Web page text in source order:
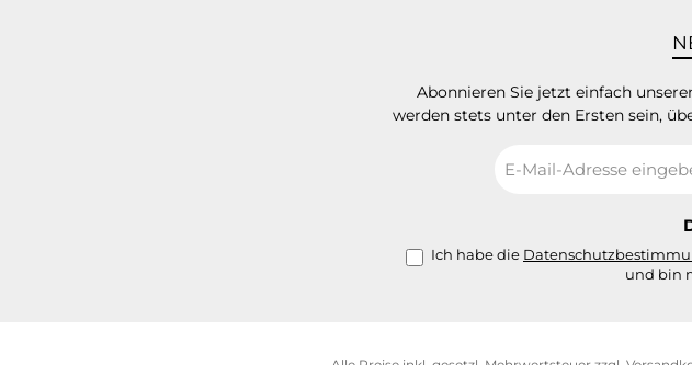
Abonnieren Sie jetzt einfach
werden stets unter den Ersten sein,
Mail-
Ich habe die
und bin